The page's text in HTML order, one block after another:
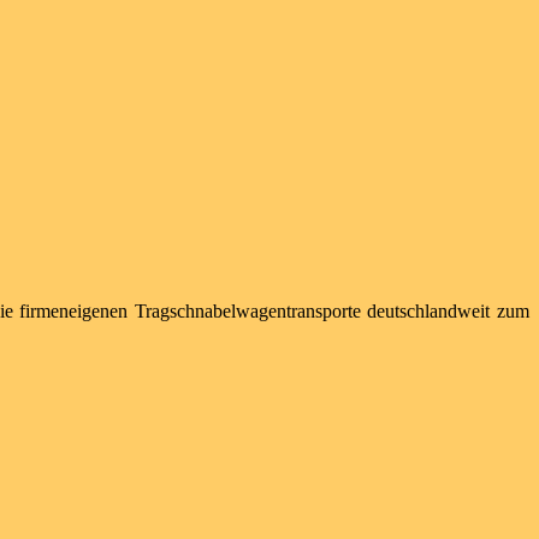
Tragschnabelwagentransporte deutschlandweit zum